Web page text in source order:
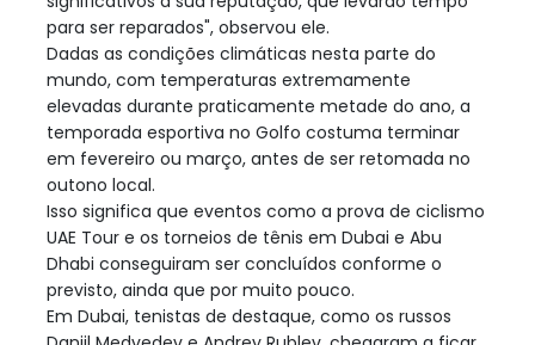
para ser reparados", observou ele.
Dadas as condições climáticas nesta parte do
mundo, com temperaturas extremamente
elevadas durante praticamente metade do ano, a
temporada esportiva no Golfo costuma terminar
em fevereiro ou março, antes de ser retomada no
outono local.
Isso significa que eventos como a prova de ciclismo
UAE Tour e os torneios de tênis em Dubai e Abu
Dhabi conseguiram ser concluídos conforme o
previsto, ainda que por muito pouco.
Em Dubai, tenistas de destaque, como os russos